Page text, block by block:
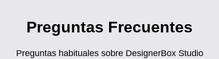
Preguntas Frecuentes
Preguntas habituales sobre DesignerBox Studio